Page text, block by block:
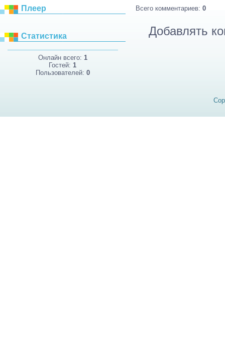
Плеер
Статистика
Онлайн всего: 1
Гостей:1
Пользователей: 0
Всего комментариев: 0
Добавлять